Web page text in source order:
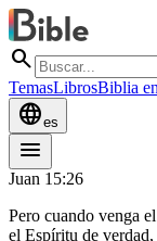
search
TemasLibrosBiblia
languagees
menu
Juan 15:26
Pero cuando venga
el Espíritu de